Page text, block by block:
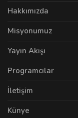
Hakkımızda
Misyonumuz
Yayın Akışı
Programcılar
İletişim
Künye